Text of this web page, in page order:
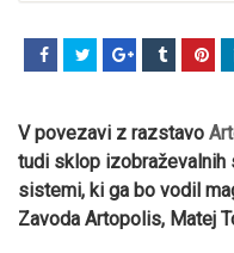
V povezavi z razstavo
tudi sklop izobraževalnih
sistemi, ki ga bo vodil
Zavoda Artopolis, Matej